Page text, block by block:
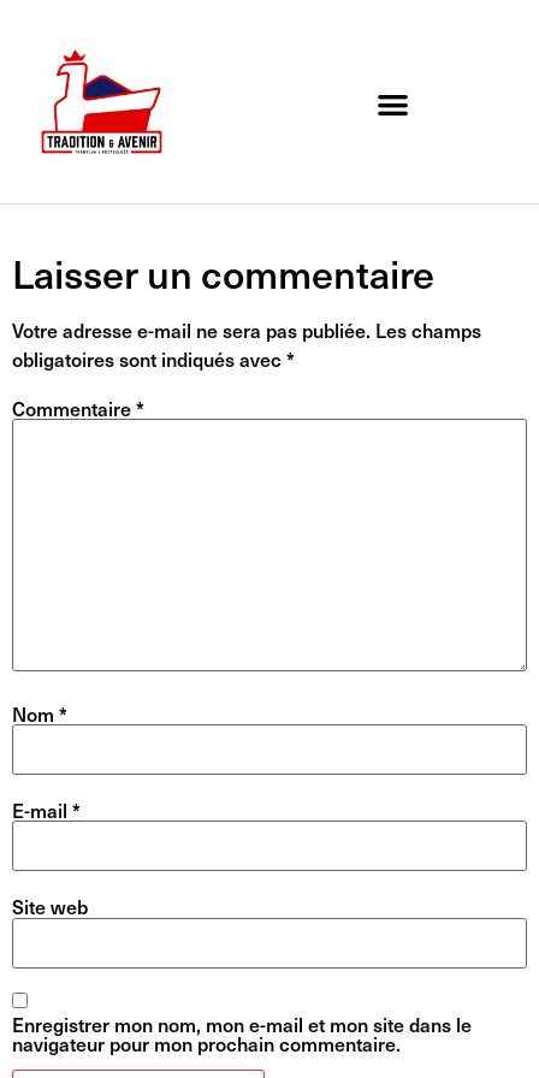
Laisser un commentaire
Votre adresse e-mail ne sera pas publiée. Les champs
obligatoires sont indiqués avec *
Commentaire*
Nom *
E-mail *
Site web
Enregistrer mon nom, mon e-mail et mon site dans le
navigateur pour mon prochain commentaire.